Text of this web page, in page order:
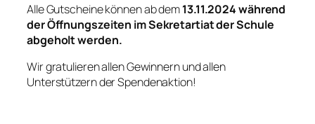
Alle Gutscheine können ab dem13.11.2024 während
der Öffnungszeiten im Sekretartiat der Schule
abgeholt werden.
Wir gratulieren allen Gewinnern und allen
Unterstützern der Spendenaktion!